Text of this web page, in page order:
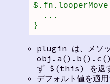
  ...
}
plugin は、メソ
obj.a().b().c(); )
ず $(this) を返す
デフォルト値を適